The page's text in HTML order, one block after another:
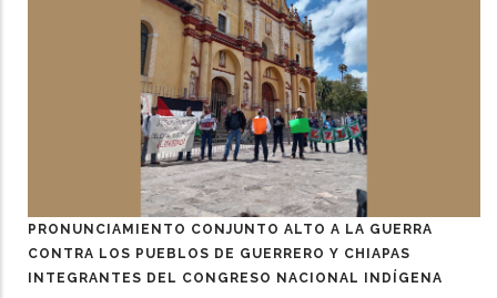
PRONUNCIAMIENTO CONJUNTO ALTO A LA GUERRA
CONTRA LOS PUEBLOS DE GUERRERO Y CHIAPAS
INTEGRANTES DEL CONGRESO NACIONAL INDÍGENA